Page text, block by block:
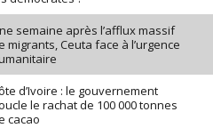
semaine après l’afflux massif
migrants, Ceuta face à l’urgence
d’Ivoire : le gouvernement
le rachat de 100 000 tonnes
cacao